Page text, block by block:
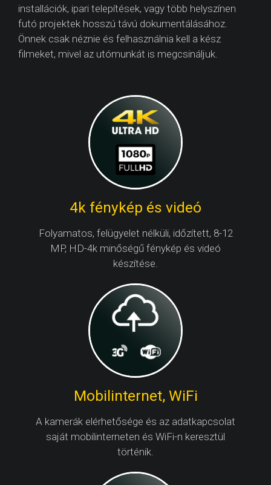
installációk, ipari telepítések, vagy több helyszínen
futó projektek hosszú távú dokumentálásához.
Önnek csak néznie és felhasználnia kell a kész
filmeket, mivel az utómunkát is megcsináljuk.
4k fénykép és videó
Folyamatos, felügyelet nélküli, időzített, 8-12
MP, HD-4k minőségű fénykép és videó
készítése.
Mobilinternet, WiFi
A kamerák elérhetősége és az adatkapcsolat
saját mobilinterneten és WiFi-n keresztül
történik.